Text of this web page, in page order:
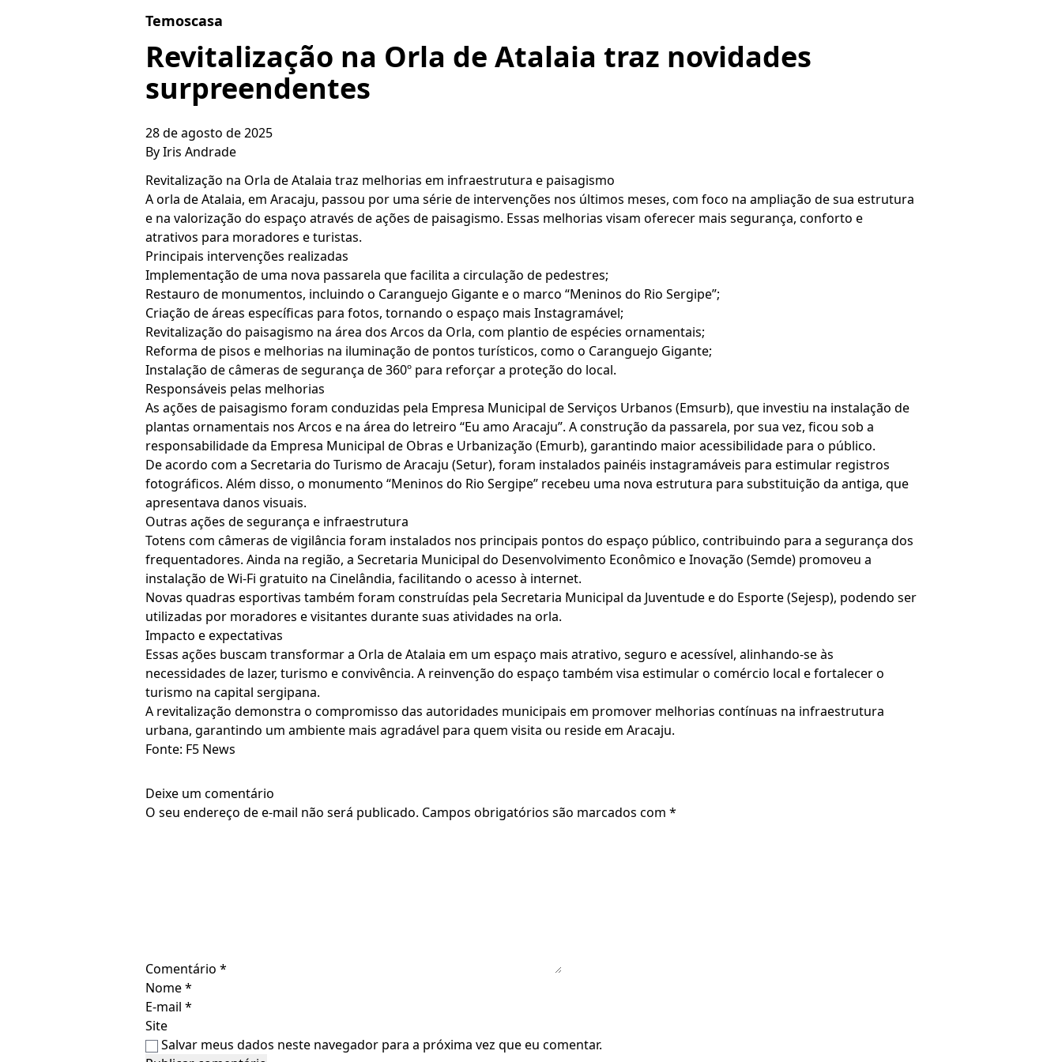
Temoscasa
Revitalização na Orla de Atalaia traz novidades
surpreendentes
28 de agosto de 2025
ByIris Andrade
Revitalização na Orla de Atalaia traz melhorias em infraestrutura e paisagismo
A orla de Atalaia, em Aracaju, passou por uma série de intervenções nos últimos meses, com foco na ampliação de sua estrutura
e na valorização do espaço através de ações de paisagismo. Essas melhorias visam oferecer mais segurança, conforto e
atrativos para moradores e turistas.
Principais intervenções realizadas
Implementação de uma nova passarela que facilita a circulação de pedestres;
Restauro de monumentos, incluindo o Caranguejo Gigante e o marco “Meninos do Rio Sergipe”;
Criação de áreas específicas para fotos, tornando o espaço mais Instagramável;
Revitalização do paisagismo na área dos Arcos da Orla, com plantio de espécies ornamentais;
Reforma de pisos e melhorias na iluminação de pontos turísticos, como o Caranguejo Gigante;
Instalação de câmeras de segurança de 360º para reforçar a proteção do local.
Responsáveis pelas melhorias
As ações de paisagismo foram conduzidas pela Empresa Municipal de Serviços Urbanos (Emsurb), que investiu na instalação de
plantas ornamentais nos Arcos e na área do letreiro “Eu amo Aracaju”. A construção da passarela, por sua vez, ficou sob a
responsabilidade da Empresa Municipal de Obras e Urbanização (Emurb), garantindo maior acessibilidade para o público.
De acordo com a Secretaria do Turismo de Aracaju (Setur), foram instalados painéis instagramáveis para estimular registros
fotográficos. Além disso, o monumento “Meninos do Rio Sergipe” recebeu uma nova estrutura para substituição da antiga, que
apresentava danos visuais.
Outras ações de segurança e infraestrutura
Totens com câmeras de vigilância foram instalados nos principais pontos do espaço público, contribuindo para a segurança dos
frequentadores. Ainda na região, a Secretaria Municipal do Desenvolvimento Econômico e Inovação (Semde) promoveu a
instalação de Wi-Fi gratuito na Cinelândia, facilitando o acesso à internet.
Novas quadras esportivas também foram construídas pela Secretaria Municipal da Juventude e do Esporte (Sejesp), podendo ser
utilizadas por moradores e visitantes durante suas atividades na orla.
Impacto e expectativas
Essas ações buscam transformar a Orla de Atalaia em um espaço mais atrativo, seguro e acessível, alinhando-se às
necessidades de lazer, turismo e convivência. A reinvenção do espaço também visa estimular o comércio local e fortalecer o
turismo na capital sergipana.
A revitalização demonstra o compromisso das autoridades municipais em promover melhorias contínuas na infraestrutura
urbana, garantindo um ambiente mais agradável para quem visita ou reside em Aracaju.
Fonte: F5 News
Deixe um comentário
O seu endereço de e-mail não será publicado. Campos obrigatórios são marcados com *
Comentário *
Nome*
E-mail *
Site
Salvar meus dados neste navegador para a próxima vez que eu comentar.